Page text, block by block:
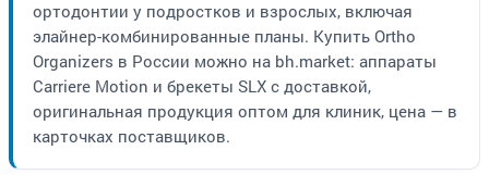
ортодонтии у подростков и взрослых, включая
элайнер-комбинированные планы. Купить Ortho
Organizers в России можно на bh.market: аппараты
Carriere Motion и брекеты SLX с доставкой,
оригинальная продукция оптом для клиник, цена — в
карточках поставщиков.